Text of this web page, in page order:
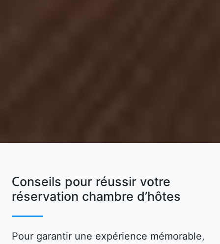
Conseils pour réussir votre
réservation chambre d’hôtes
Pour garantir une expérience mémorable,